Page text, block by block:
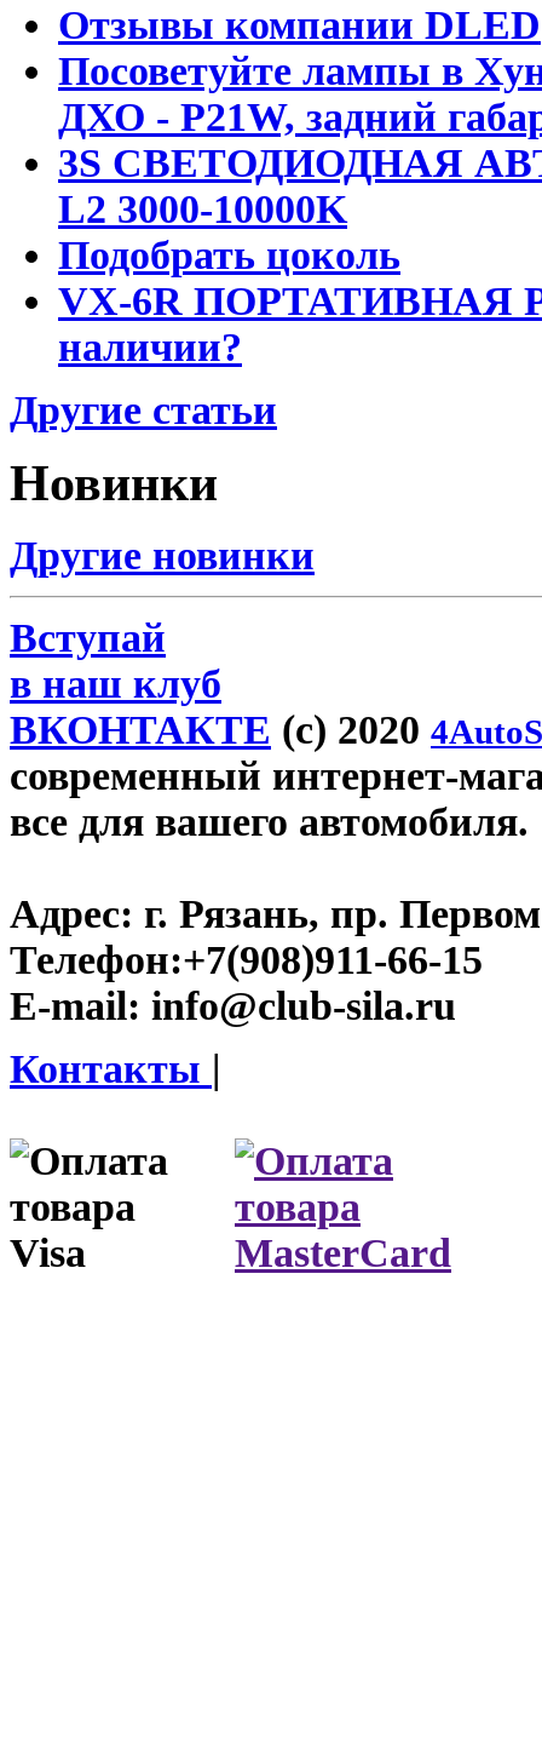
Отзывы компании DLED
Посоветуйте лампы в
ДХО - P21W, задний
3S СВЕТОДИОДНАЯ
L2 3000-10000K
Подобрать цоколь
VX-6R ПОРТАТИВНАЯ
наличии?
Другие статьи
Новинки
Другие новинки
Вступай
в наш клуб
ВКОНТАКТЕ (c) 2020
современный интернет-
все для вашего автомобиля.
Адрес: г. Рязань, пр.
Телефон:+7(908)911-66-15
E-mail: info@club-sila.ru
Контакты |